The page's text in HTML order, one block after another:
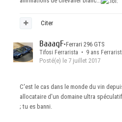
Citer
BaaagF•Ferrari 296 GTS
Tifosi Ferrarista • 9 ans
Posté(e) le 7 juillet 2017
C'est le cas dans le monde du vin
allocataire d'un domaine ultra
; tu es banni.